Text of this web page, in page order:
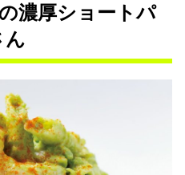
濃厚ショートパ
ん